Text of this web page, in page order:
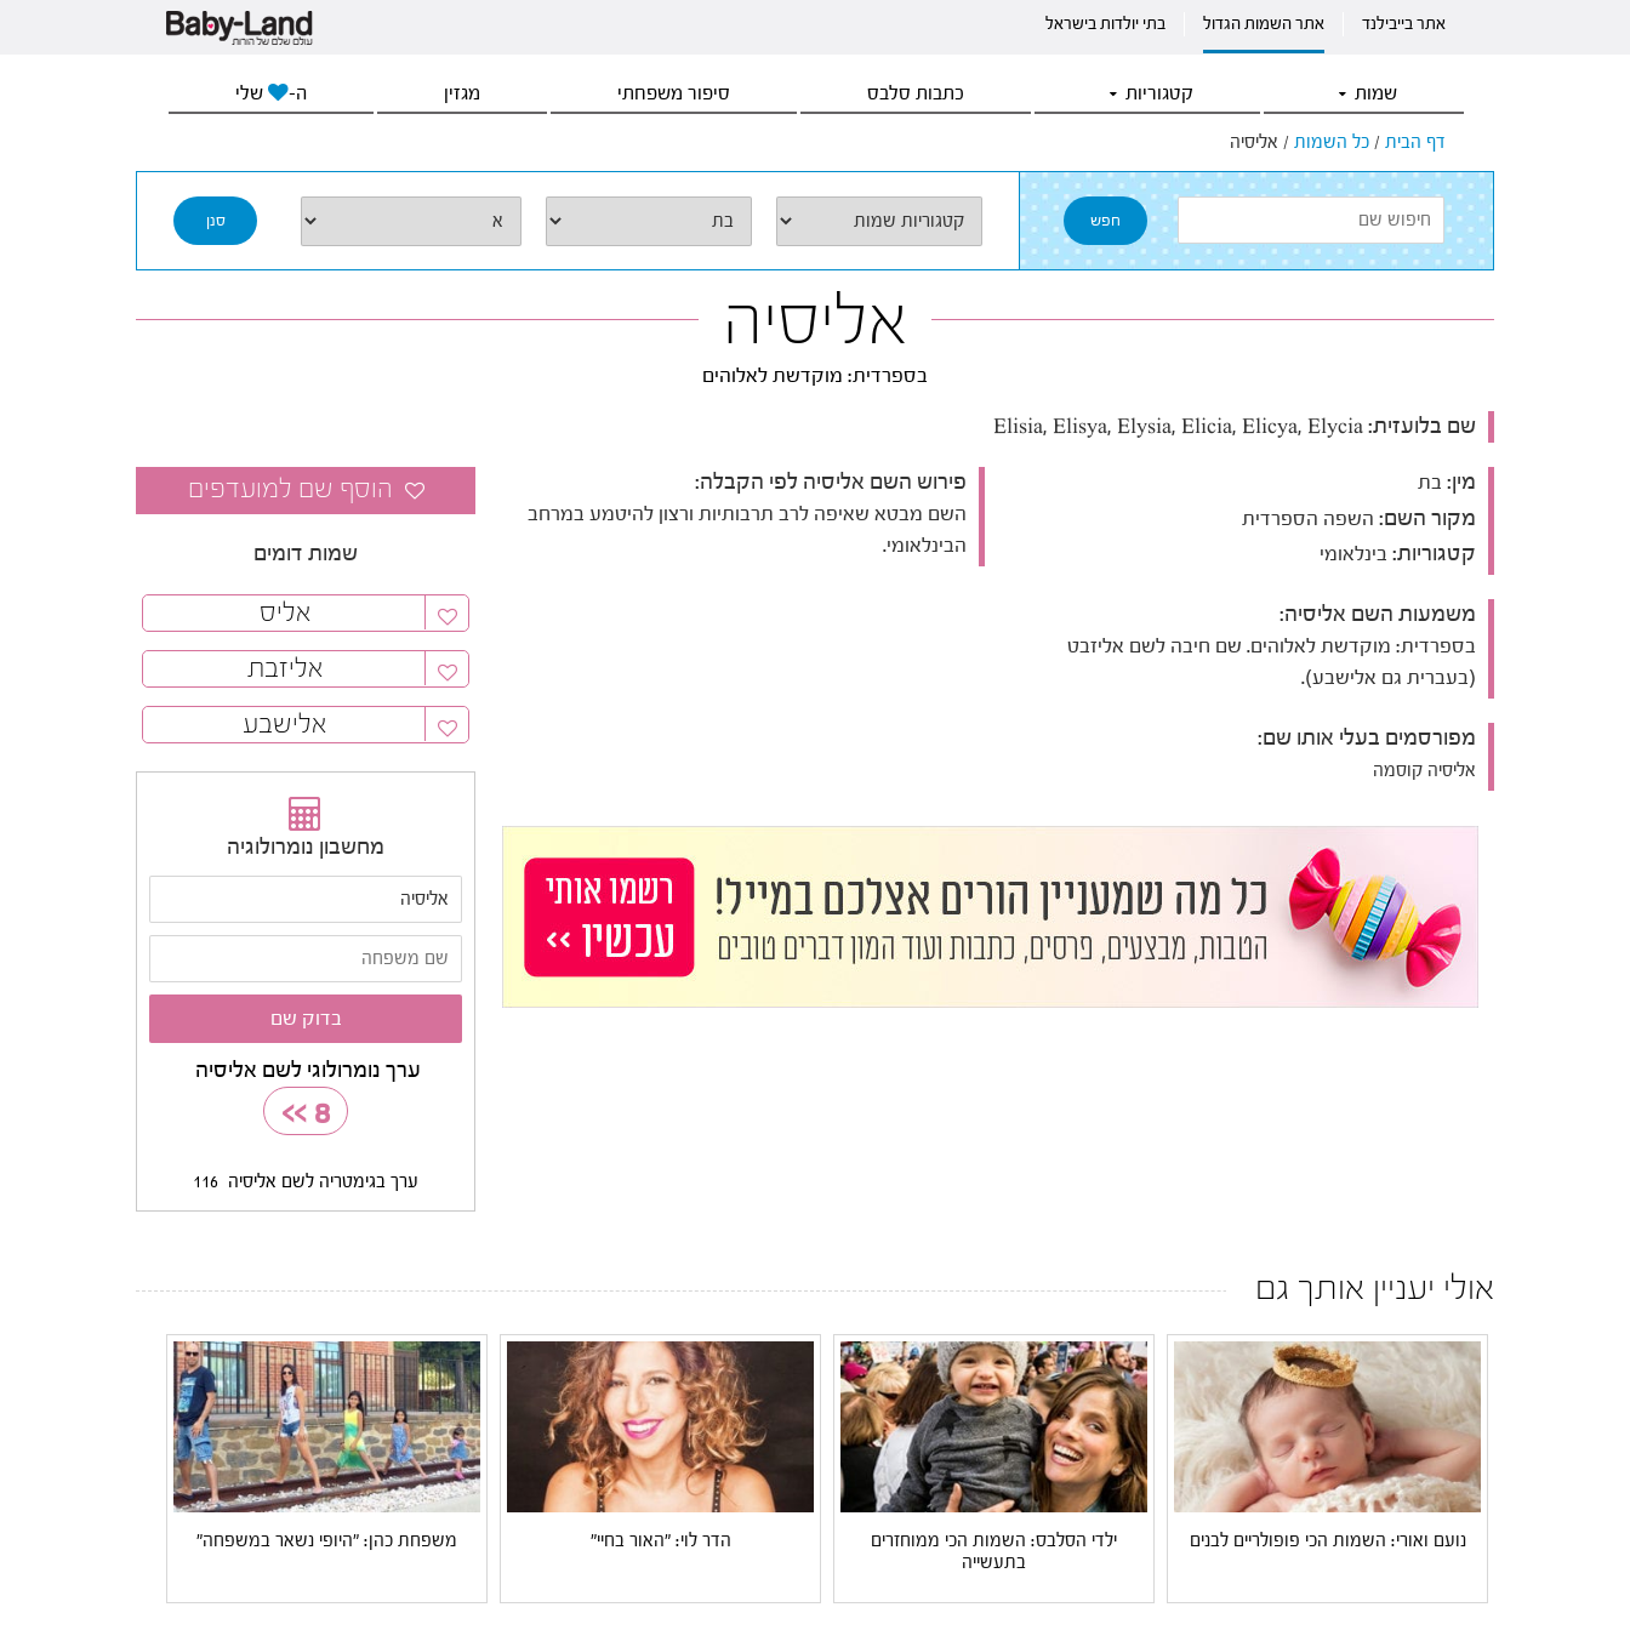
אתר בייבילנד אתר השמות הגדול בתי יולדות בישראל
שמות קטגוריות כתבות סלבס סיפור משפחתי מגזין ה- שלי
דף הבית / כל השמות / אליסיה
אליסיה
בספרדית: מוקדשת לאלוהים
שם בלועזית:
מין: בת
מקור השם: השפה הספרדית
קטגוריות: בינלאומי
משמעות השם אליסיה:
בספרדית: מוקדשת לאלוהים. שם חיבה לשם אליזבט
(בעברית גם אלישבע).
מפורסמים בעלי אותו שם:
אליסיה קוסמה
פירוש השם אליסיה לפי הקבלה:
השם מבטא שאיפה לרב תרבותיות ורצון להיטמע במרחב
הבינלאומי.
שמות דומים
אליס
אליזבת
אלישבע
מחשבון נומרולוגיה
ערך נומרולוגי לשם אליסיה
8
>>
ערך בגימטריה לשם אליסיה 116
אולי יעניין אותך גם
נועם ואורי: השמות הכי פופולריים לבנים
ילדי הסלבס: השמות הכי ממוחזרים
בתעשייה
הדר לוי: "האור בחיי" משפחת כהן: "היופי נשאר במשפחה"